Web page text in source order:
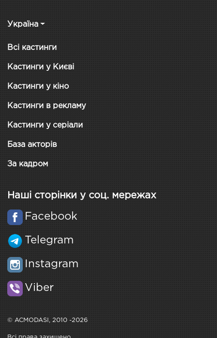
Україна
Всі кастинги
Кастинги у Києві
Кастинги у кіно
Кастинги в рекламу
Кастинги у серіали
База акторів
За кадром
Наші сторінки у соц. мережах
Facebook
Telegram
Instagram
Viber
© ACMODASI, 2010 -2026